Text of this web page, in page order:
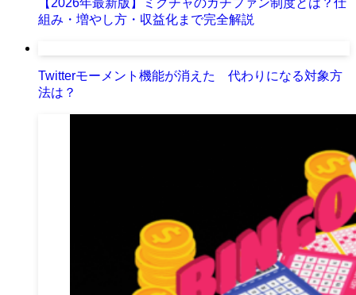
【2026年最新版】ミクチャのガチファン制度とは？仕
組み・増やし方・収益化まで完全解説
Twitterモーメント機能が消えた 代わりになる対象方
法は？